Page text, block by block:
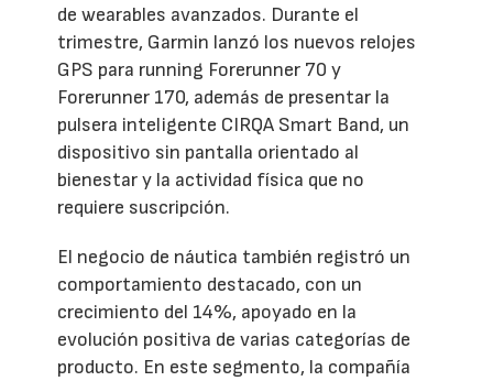
de wearables avanzados. Durante el
trimestre, Garmin lanzó los nuevos relojes
GPS para running Forerunner 70 y
Forerunner 170, además de presentar la
pulsera inteligente CIRQA Smart Band, un
dispositivo sin pantalla orientado al
bienestar y la actividad física que no
requiere suscripción.
El negocio de náutica también registró un
comportamiento destacado, con un
crecimiento del 14%, apoyado en la
evolución positiva de varias categorías de
producto. En este segmento, la compañía